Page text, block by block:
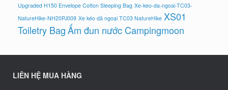
Upgraded H150 Envelope Cotton Sleeping Bag Xe-keo-da-ngoai-TC03-
NatureHike-NH20PJ009 Xe kéo dã ngoại TC03 NatureHike XS01
Toiletry BagẤm đun nước Campingmoon
LIÊN HỆ MUA HÀNG